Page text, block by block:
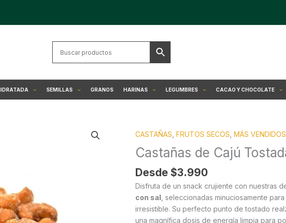
SEMILLAS GRANOS HARINAS LEGUMBRES CACAO Y CHOCOLATE
CASTAÑAS FRUTOS SECOS MÁS VENDIDOS
Castañas de Cajú
Desde $3.990
Disfruta de un snack crujiente con nuestras
con sal , seleccionadas minuciosamente
irresistible. Su perfecto punto de tostado
una magnífica dosis de energía limpia para
de
Cajú
Tostadas
con
Sal
cantidad